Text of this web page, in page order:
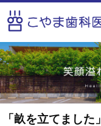
「畝を立てました」